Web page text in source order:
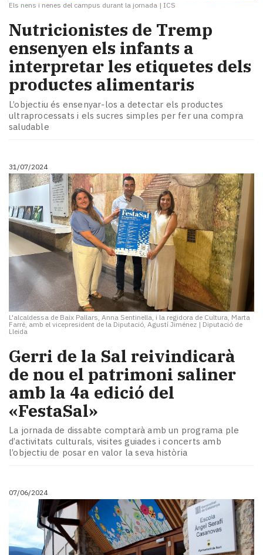
Els nens i nenes del campus durant la jornada | ICS
Nutricionistes de Tremp
ensenyen els infants a
interpretar les etiquetes dels
productes alimentaris
L’objectiu és ensenyar-los a detectar els productes
ultraprocessats i els sucres simples per fer una compra
saludable
31/07/2024
L'alcaldessa de Baix Pallars, Anna Sentinella, i la regidora de Cultura, Marta
Farré, amb el vicepresident de la Diputació, Agustí Jiménez | Diputació de
Lleida
Gerri de la Sal reivindicarà
de nou el patrimoni saliner
amb la 4a edició del
«FestaSal»
La jornada de dissabte comptarà amb un programa ple
d’activitats culturals, visites guiades i concerts amb
l’objectiu de posar en valor la seva història
07/06/2024